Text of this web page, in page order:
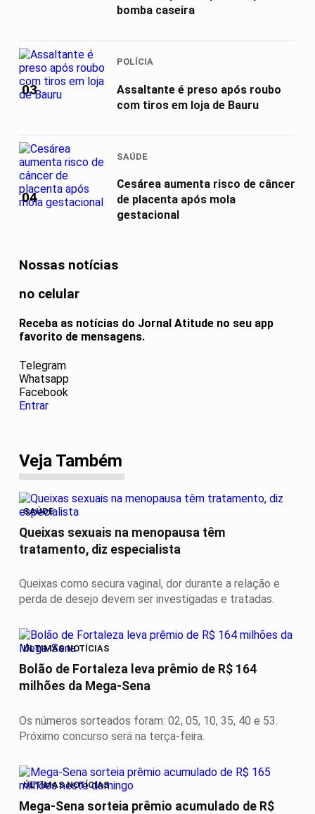
bomba caseira
03
POLÍCIA
Assaltante é preso após roubo
com tiros em loja de Bauru
04
SAÚDE
Cesárea aumenta risco de câncer
de placenta após mola
gestacional
Nossas notícias
no celular
Receba as notícias do Jornal Atitude no seu app
favorito de mensagens.
Telegram
Whatsapp
Facebook
Entrar
Veja Também
SAÚDE
Queixas sexuais na menopausa têm
tratamento, diz especialista
Queixas como secura vaginal, dor durante a relação e
perda de desejo devem ser investigadas e tratadas.
ÚLTIMAS NOTÍCIAS
Bolão de Fortaleza leva prêmio de R$ 164
milhões da Mega-Sena
Os números sorteados foram: 02, 05, 10, 35, 40 e 53.
Próximo concurso será na terça-feira.
ÚLTIMAS NOTÍCIAS
Mega-Sena sorteia prêmio acumulado de R$